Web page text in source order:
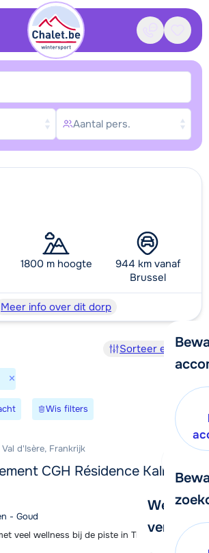
Contact
We
verder!
1800 m hoogte
944 km vanaf
Brussel
Meer info over dit dorp
Sorteer en filter
×
Wis filters
d'Isère, Frankrijk
CGH Résidence Kalinda
- Goud
veel wellness bij de piste in Tignes 1800
Aantal pers.